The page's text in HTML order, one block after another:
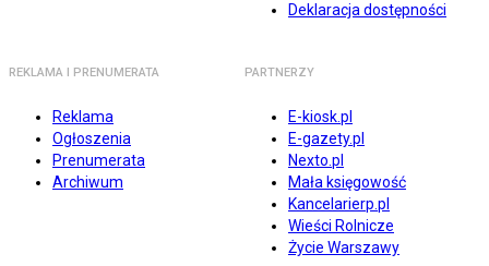
Deklaracja dostępności
REKLAMA I PRENUMERATA
Reklama
Ogłoszenia
Prenumerata
Archiwum
PARTNERZY
E-kiosk.pl
E-gazety.pl
Nexto.pl
Mała księgowość
Kancelarierp.pl
Wieści Rolnicze
Życie Warszawy